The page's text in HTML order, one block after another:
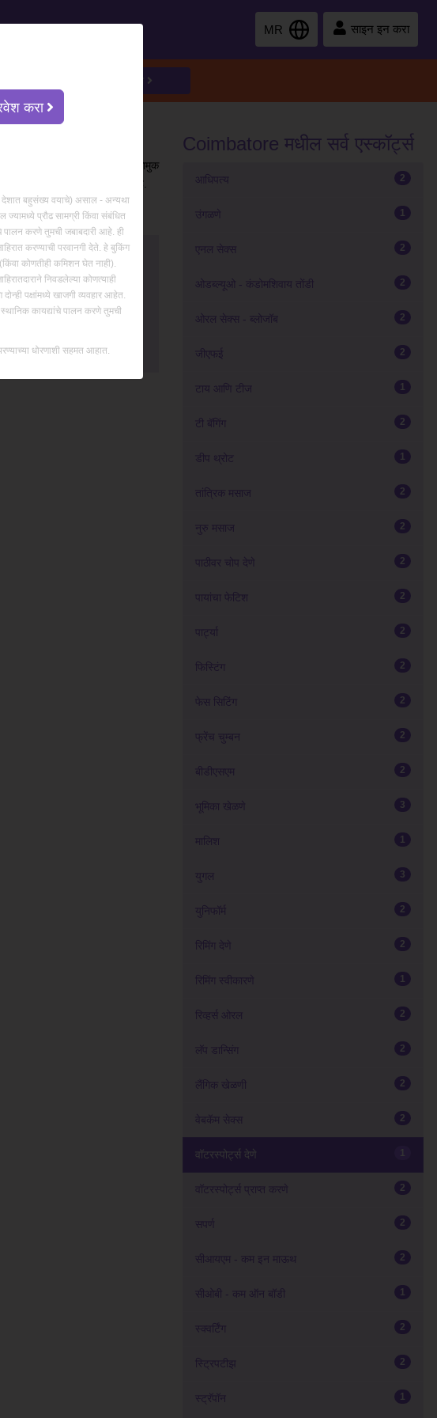
MR साइन इन करा
असलेले संवेदनशील किंवा कामुक
भागीदार द्रव प्रदान करत आहे.
Fucking Sucking
Coimbatore मधील सर्व एस्कॉर्ट्स
आधिपत्य 2
उंगळणे 1
एनल सेक्स 2
ओडब्ल्यूओ - कंडोमशिवाय तोंडी 2
ओरल सेक्स - ब्लोजॉब 2
जीएफई 2
टाय आणि टीज 1
टी बॅगिंग 2
डीप थ्रोट 1
तांत्रिक मसाज 2
नुरु मसाज 2
पाठीवर चोप देणे 2
पायांचा फेटिश 2
पार्ट्या 2
फिस्टिंग 2
फेस सिटिंग 2
फ्रेंच चुम्बन 2
बीडीएसएम 2
भूमिका खेळणे 3
मालिश 1
युगल 3
युनिफॉर्म 2
रिमिंग देणे 2
रिमिंग स्वीकारणे 1
रिव्हर्स ओरल 2
लॅप डान्सिंग 2
लैंगिक खेळणी 2
वेबकॅम सेक्स 2
वॉटरस्पोर्ट्स देणे 1
वॉटरस्पोर्ट्स प्राप्त करणे 2
सपर्ण 2
सीआयएम - कम इन माऊथ 2
सीओबी - कम ऑन बॉडी 1
स्क्वर्टिंग 2
स्ट्रिपटीझ 2
स्ट्रॅपॉन 1
करा
देशात बहुसंख्य वयाचे) असाल - अन्यथा
प्रौढ सामग्री किंवा संबंधित
पालन करणे तुमची जबाबदारी आहे. ही
करण्याची परवानगी देते. हे बुकिंग
कोणतीही कमिशन घेत नाही).
निवडलेल्या कोणत्याही
पक्षांमध्ये खाजगी व्यवहार आहेत.
स्थानिक कायद्यांचे पालन करणे तुमची
धोरणाशी सहमत आहात.